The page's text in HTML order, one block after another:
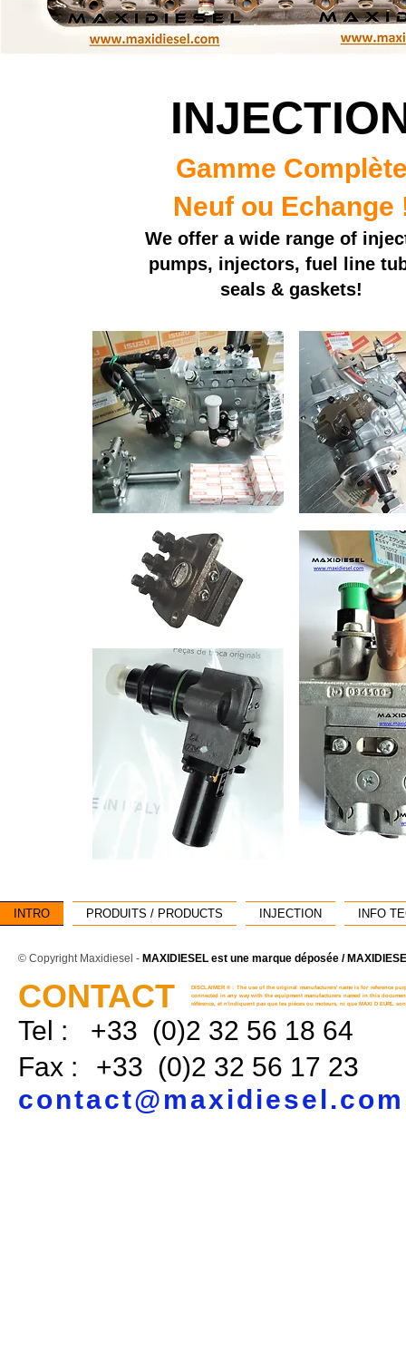
Gamme
Neuf ou Echange
We offer a wide range of
pumps, injectors, fuel line
seals & gaskets!
INTRO PRODUITS / PRODUCTS INJECTION INFO
© Copyright Maxidiesel - MAXIDIESEL est une marque déposée /
CONTACT
Tel :
+33 (0)2 32 56 18 64
Fax :
+33 (0)2 32 56 17 23
contact@maxidiesel.com
DISCLAIMER ® : The use of the original manufacturers' name is for reference
connected in any way with the equipment manufacturers named in this
référence, et n'indiquent pas que les pièces ou moteurs, ni que MAXI D EURL